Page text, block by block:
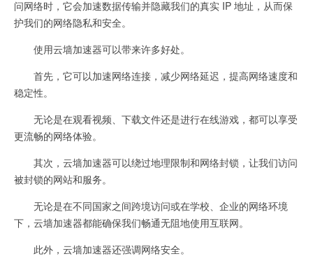
问网络时，它会加速数据传输并隐藏我们的真实 IP 地址，从而保
护我们的网络隐私和安全。
使用云墙加速器可以带来许多好处。
首先，它可以加速网络连接，减少网络延迟，提高网络速度和
稳定性。
无论是在观看视频、下载文件还是进行在线游戏，都可以享受
更流畅的网络体验。
其次，云墙加速器可以绕过地理限制和网络封锁，让我们访问
被封锁的网站和服务。
无论是在不同国家之间跨境访问或在学校、企业的网络环境
下，云墙加速器都能确保我们畅通无阻地使用互联网。
此外，云墙加速器还强调网络安全。